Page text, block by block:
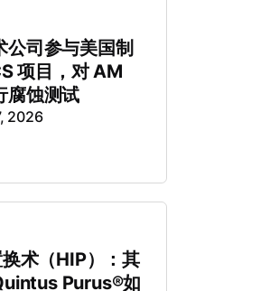
公司参与美国制
项目，对 AM
腐蚀测试
2026
术（HIP）：其
Purus®如